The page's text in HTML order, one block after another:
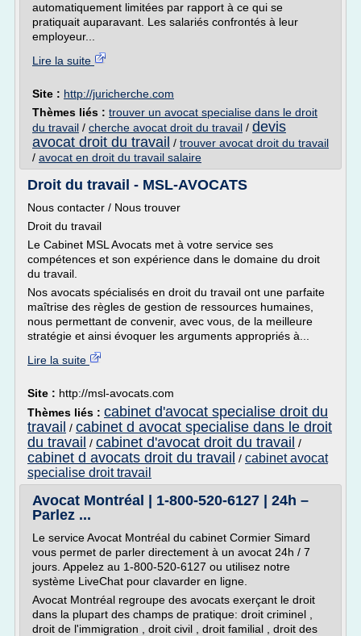
automatiquement limitées par rapport à ce qui se
pratiquait auparavant. Les salariés confrontés à leur
employeur...
Lire la suite
Site : http://juricherche.com
Thèmes liés : trouver un avocat specialise dans le droit
du travail / cherche avocat droit du travail / devis
avocat droit du travail / trouver avocat droit du travail
/ avocat en droit du travail salaire
Droit du travail - MSL-AVOCATS
Nous contacter / Nous trouver
Droit du travail
Le Cabinet MSL Avocats met à votre service ses
compétences et son expérience dans le domaine du droit
du travail.
Nos avocats spécialisés en droit du travail ont une parfaite
maîtrise des règles de gestion de ressources humaines,
nous permettant de convenir, avec vous, de la meilleure
stratégie et ainsi évoquer les arguments appropriés à...
Lire la suite
Site : http://msl-avocats.com
Thèmes liés : cabinet d'avocat specialise droit du
travail / cabinet d avocat specialise dans le droit
du travail / cabinet d'avocat droit du travail /
cabinet d avocats droit du travail / cabinet avocat
specialise droit travail
Avocat Montréal | 1-800-520-6127 | 24h –
Parlez ...
Le service Avocat Montréal du cabinet Cormier Simard
vous permet de parler directement à un avocat 24h / 7
jours. Appelez au 1-800-520-6127 ou utilisez notre
système LiveChat pour clavarder en ligne.
Avocat Montréal regroupe des avocats exerçant le droit
dans la plupart des champs de pratique: droit criminel ,
droit de l'immigration , droit civil , droit familial , droit des